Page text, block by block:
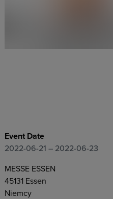
Event Date
2022-06-21 – 2022-06-23
MESSE ESSEN
45131 Essen
Niemcy